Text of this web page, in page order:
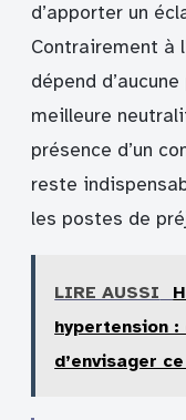
d’apporter un
Contrairement à
dépend
meilleure
présence d’un
reste
les postes de
LIRE AUSSI
hypertension
d’envisager